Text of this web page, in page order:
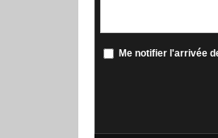
Me notifier l'arrivée